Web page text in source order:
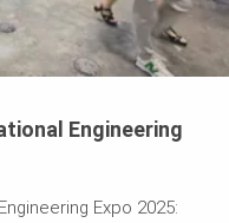
Engineering
Expo 2025: